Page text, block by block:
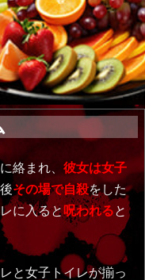
絡まれ、 彼女は女子
その場で自殺をした
に入ると呪われると
と女子トイレが揃っ